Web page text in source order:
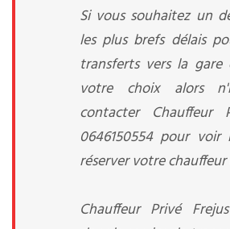
Si vous souhaitez un
les plus brefs délais
transferts vers la
votre choix alors
contacter Chauffeur
0646150554 pour
réserver votre chauffeur
Chauffeur Privé